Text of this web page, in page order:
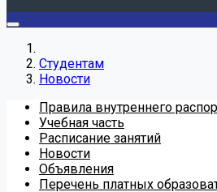
Студентам
Новости
Правила внутреннего
Учебная часть
Расписание занятий
Новости
Объявления
Перечень платных